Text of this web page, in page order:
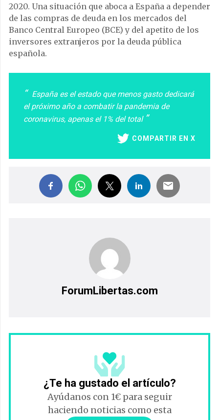
2020. Una situación que aboca a España a depender
de las compras de deuda en los mercados del
Banco Central Europeo (BCE) y del apetito de los
inversores extranjeros por la deuda pública
española.
España es el estado que menos gasto dedicará
el próximo año a combatir la pandemia de
coronavirus, apenas el 1% del total
COMPARTIR EN X
ForumLibertas.com
¿Te ha gustado el artículo?
Ayúdanos con 1€ para seguir
haciendo noticias como esta